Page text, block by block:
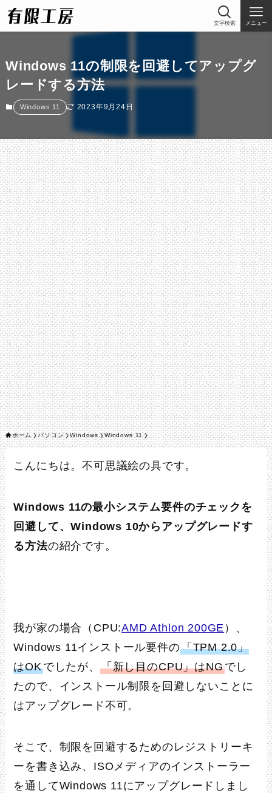
文字検索 メニュー
Windows 11の制限を回避してアップグ
レードする方法
Windows 11 2023年9月24日
ホーム パソコン Windows Windows 11
こんにちは。不可思議絵の具です。
Windows 11の最小システム要件のチェックを
回避して、Windows 10からアップグレードす
る方法の紹介です。
我が家の場合（CPU:AMD Athlon 200GE ）、
Windows 11インストール要件の「TPM 2.0」
はOKでしたが、 「新し目のCPU」はNGでし
たので、インストール制限を回避しないことに
はアップグレード不可。
そこで、制限を回避するためのレジストリーキ
ーを書き込み、ISOメディアのインストーラー
を通してWindows 11にアップグレードしまし